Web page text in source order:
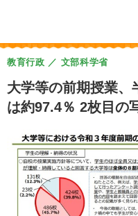
大学等の前期授業、
は約97.4％ 2枚目の
教育行政 文部科学省